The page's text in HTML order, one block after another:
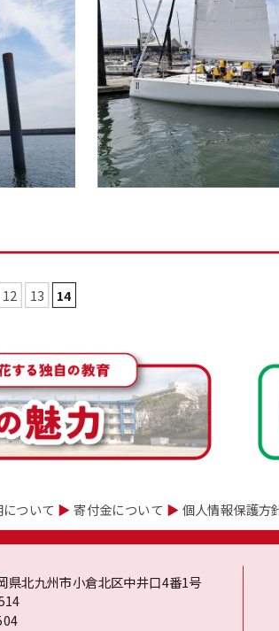
12 13 14
ついて ▶寄付金について ▶個人情報保護方
県北九州市小倉北区中井口4番1号